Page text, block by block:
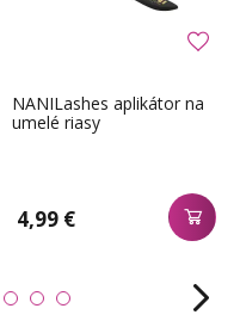
NANILashes aplikátor na
umelé riasy
4,99 €